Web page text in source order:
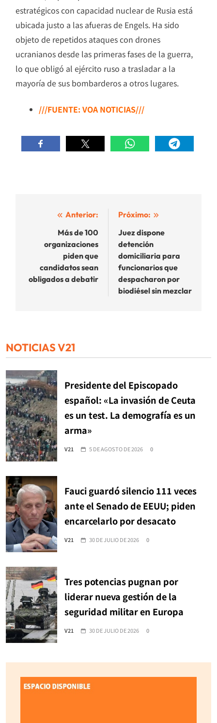
estratégicos con capacidad nuclear de Rusia está
ubicada justo a las afueras de Engels. Ha sido
objeto de repetidos ataques con drones
ucranianos desde las primeras fases de la guerra,
lo que obligó al ejército ruso a trasladar a la
mayoría de sus bombarderos a otros lugares.
///FUENTE: VOA NOTICIAS///
Navegación
entradas
Anterior:
Más de 100
organizaciones
piden que
candidatos sean
obligados a debatir
Próximo:
Juez dispone
detención
domiciliaria para
funcionarios que
despacharon por
biodiésel sin mezclar
NOTICIAS V21
Presidente del Episcopado
español: «La invasión de Ceuta
es un test. La demografía es un
arma»
V21 5 DE AGOSTO DE 2026 0
Fauci guardó silencio 111 veces
ante el Senado de EEUU; piden
encarcelarlo por desacato
V21 30 DE JULIO DE 2026 0
Tres potencias pugnan por
liderar nueva gestión de la
seguridad militar en Europa
V21 30 DE JULIO DE 2026 0